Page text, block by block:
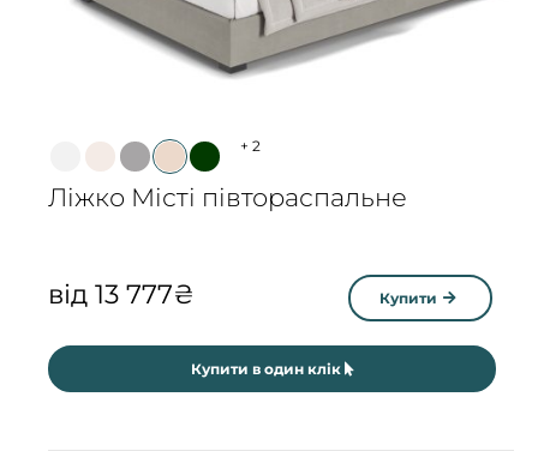
+ 2
Ліжко Місті півтораспальне
від 13 777₴ Купити
Купити в один клік